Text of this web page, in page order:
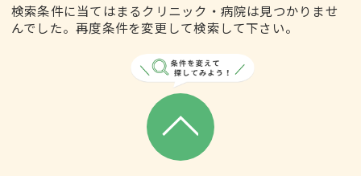
検索条件に当てはまるクリニック・病院は見つかりませ
んでした。再度条件を変更して検索して下さい。